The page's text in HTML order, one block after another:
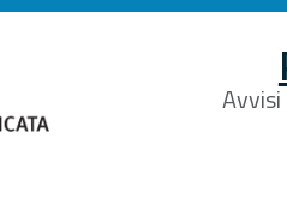
Avvisi